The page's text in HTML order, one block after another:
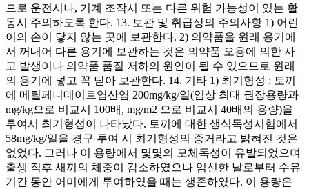
므로 운전시나, 기계 조작시 또는 다른 위험 가능성이 있는 활
동시 주의하도록 한다. 13. 보관 및 취급상의 주의사항 1) 어린
이의 손이 닿지 않는 곳에 보관한다. 2) 의약품을 원래 용기에
서 꺼내어 다른 용기에 보관하는 것은 의약품 오용에 의한 사
고 발생이나 의약품 품질 저하의 원인이 될 수 있으므로 원래
의 용기에 넣고 꼭 닫아 보관한다. 14. 기타 1) 최기형성 : 토끼
에 메틸페니데이트염산염 200mg/kg/일(임상 최대 권장용량과
mg/kg으로 비교시 100배, mg/m2 으로 비교시 40배의 용량)을
투여시 최기형성이 나타났다. 토끼에 대한 생식독성시험에서
58mg/kg/일을 경구 투여 시 최기형성의 증거라고 밝혀진 것은
없었다. 그러나 이 용량에서 몇몇의 모체독성이 유발되었으며
출생 직후 새끼의 체중이 감소하였으나 임신한 날로부터 수유
기간 동안 어미에게 투여하였을 때는 생존하였다. 이 용량은